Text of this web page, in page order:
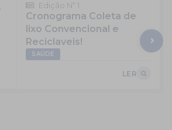
Edição Nº 1
Cronograma Coleta de
lixo Convencional e
Reciclaveis!
SAÚDE
LER